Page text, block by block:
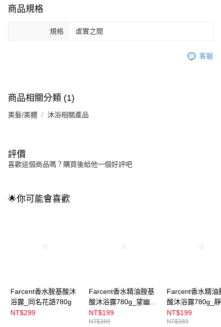
商品規格
規格 虛實之間
客服
商品相關分類 (1)
美髮/美體 沐浴相關產品
評價
喜歡這個商品嗎？購買後給他一個好評吧
🌟你可能會喜歡
Farcent香水胺基酸沐
浴露_同名花語780g
NT$299
Farcent香水精油胺基
酸沐浴露780g_望幽晚
安
NT$199
NT$389
Farcent香水精油
酸沐浴露780g_
池
NT$199
NT$389